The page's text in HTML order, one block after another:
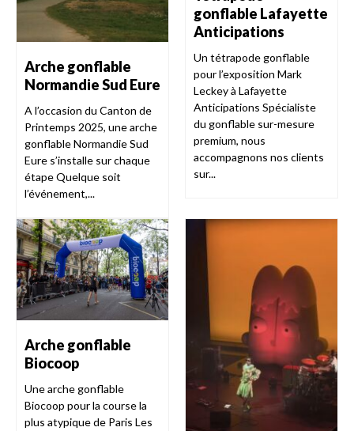
Arche gonflable
Normandie Sud Eure
A l’occasion du Canton de
Printemps 2025, une arche
gonflable Normandie Sud
Eure s’installe sur chaque
étape Quelque soit
l’événement,...
gonflable Lafayette
Anticipations
Un tétrapode gonflable
pour l’exposition Mark
Leckey à Lafayette
Anticipations Spécialiste
du gonflable sur-mesure
premium, nous
accompagnons nos clients
sur...
Arche gonflable
Biocoop
Une arche gonflable
Biocoop pour la course la
plus atypique de Paris Les